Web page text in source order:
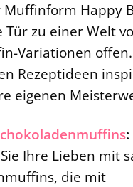
Happy
Tür zu einer Welt
Variationen offen.
Rezeptideen
eigenen
:
Ihre Lieben mit
die mit